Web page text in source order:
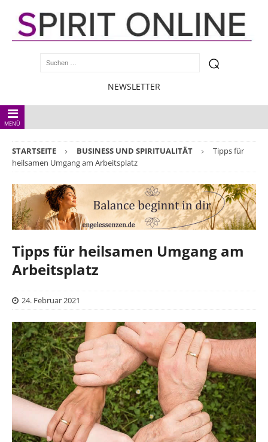
NEWSLETTER
MENÜ
STARTSEITE BUSINESS UND SPIRITUALITÄT
Tipps für
heilsamen Umgang am Arbeitsplatz
Tipps für heilsamen Umgang am
Arbeitsplatz
24. Februar 2021